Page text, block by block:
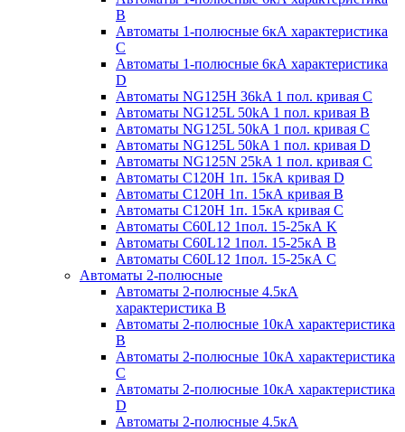
B
Автоматы 1-полюсные 6кА характеристика
C
Автоматы 1-полюсные 6кА характеристика
D
Автоматы NG125H 36kA 1 пол. кривая C
Автоматы NG125L 50kA 1 пол. кривая B
Автоматы NG125L 50kA 1 пол. кривая C
Автоматы NG125L 50kA 1 пол. кривая D
Автоматы NG125N 25kA 1 пол. кривая C
Автоматы С120H 1п. 15кА кривая D
Автоматы С120H 1п. 15кА кривая В
Автоматы С120H 1п. 15кА кривая С
Автоматы С60L12 1пол. 15-25кА K
Автоматы С60L12 1пол. 15-25кА В
Автоматы С60L12 1пол. 15-25кА С
Автоматы 2-полюсные
Автоматы 2-полюсные 4.5кА
характеристика В
Автоматы 2-полюсные 10кА характеристика
B
Автоматы 2-полюсные 10кА характеристика
C
Автоматы 2-полюсные 10кА характеристика
D
Автоматы 2-полюсные 4.5кА